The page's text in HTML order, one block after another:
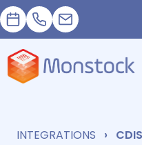
預約 +33 1 83 62 25 41
INTEGRATIONS